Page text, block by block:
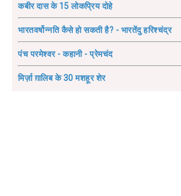
कबीर दास के 15 लोकप्रिय दोहे
भारतवर्षोन्नति कैसे हो सकती है? - भारतेंदु हरिश्चंद्र
पंच परमेश्वर - कहानी - प्रेमचंद
मिर्ज़ा ग़ालिब के 30 मशहूर शेर